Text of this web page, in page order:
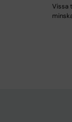
Vissa